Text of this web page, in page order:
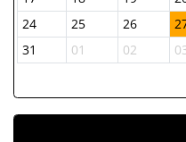
24
25 26
31
01 02